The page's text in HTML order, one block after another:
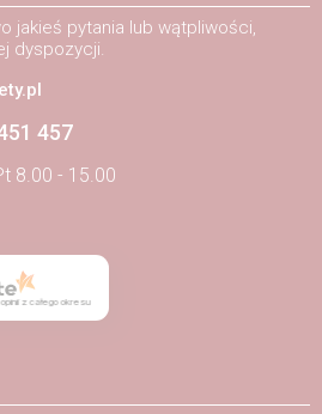
jakieś pytania lub wątpliwości,
dyspozycji.
457
8.00 - 15.00
z całego okresu